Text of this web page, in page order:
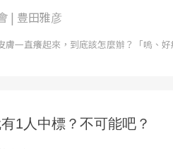
| 豊田雅彦
膚一直癢起來，到底該怎麼辦？「嗚、